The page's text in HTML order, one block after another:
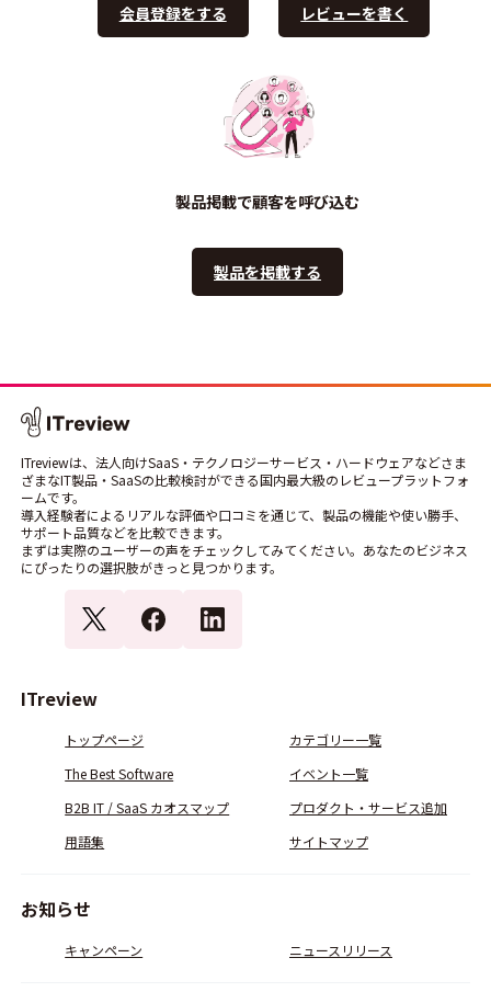
会員登録をする レビューを書く
製品掲載で顧客を呼び込む
製品を掲載する
ITreviewは、法人向けSaaS・テクノロジーサービス・ハードウェアなどさま
ざまなIT製品・SaaSの比較検討ができる国内最大級のレビュープラットフォ
ームです。
導入経験者によるリアルな評価や口コミを通じて、製品の機能や使い勝手、
サポート品質などを比較できます。
まずは実際のユーザーの声をチェックしてみてください。あなたのビジネス
にぴったりの選択肢がきっと見つかります。
ITreview
トップページ
カテゴリー一覧
The Best Software
イベント一覧
B2B IT / SaaS カオスマップ
プロダクト・サービス追加
用語集
サイトマップ
お知らせ
キャンペーン ニュースリリース